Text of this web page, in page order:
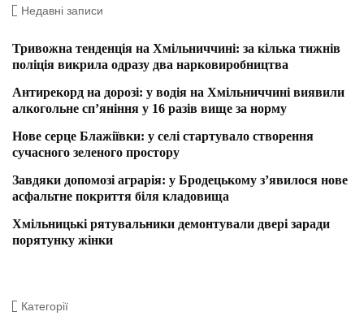
Недавні записи
Тривожна тенденція на Хмільниччині: за кілька тижнів
поліція викрила одразу два нарковиробництва
Антирекорд на дорозі: у водія на Хмільниччині виявили
алкогольне сп’яніння у 16 разів вище за норму
Нове серце Блажіївки: у селі стартувало створення
сучасного зеленого простору
Завдяки допомозі аграрія: у Бродецькому з’явилося нове
асфальтне покриття біля кладовища
Хмільницькі рятувальники демонтували двері заради
порятунку жінки
Категорії